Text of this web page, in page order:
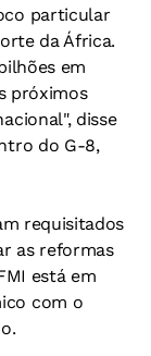
particular
da África.
em
próximos
disse
do G-8,
requisitados
as reformas
está em
com o